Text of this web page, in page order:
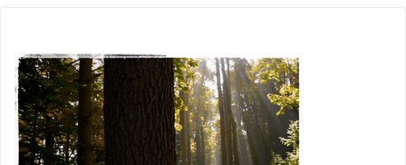
Andacht
zum
Welttag